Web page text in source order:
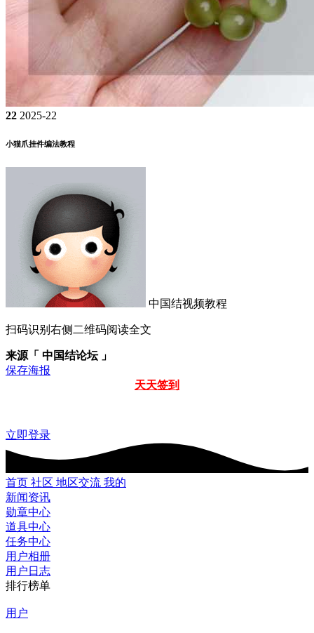
22 2025-22
小猫爪挂件编法教程
中国结视频教程
扫码识别右侧二维码阅读全文
来源「 中国结论坛 」
保存海报
天天签到
立即登录
首页 社区 地区交流 我的
新闻资讯
勋章中心
道具中心
任务中心
用户相册
用户日志
排行榜单
用户